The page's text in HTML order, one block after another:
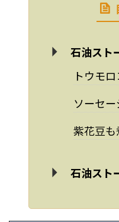
石油スト
トウモ
ソーセ
紫花豆も
石油スト